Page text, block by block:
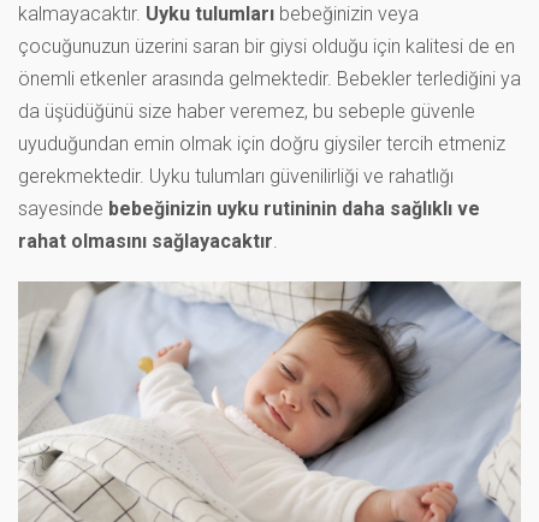
kalmayacaktır. Uyku tulumları bebeğinizin veya
çocuğunuzun üzerini saran bir giysi olduğu için kalitesi de en
önemli etkenler arasında gelmektedir. Bebekler terlediğini ya
da üşüdüğünü size haber veremez, bu sebeple güvenle
uyuduğundan emin olmak için doğru giysiler tercih etmeniz
gerekmektedir. Uyku tulumları güvenilirliği ve rahatlığı
sayesinde bebeğinizin uyku rutininin daha sağlıklı ve
rahat olmasını sağlayacaktır